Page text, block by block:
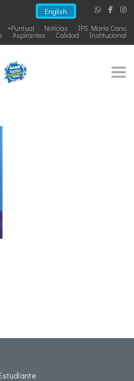
English
IPS María Cano
Noticias
+Puntual
Institucional
Calidad
Aspirantes